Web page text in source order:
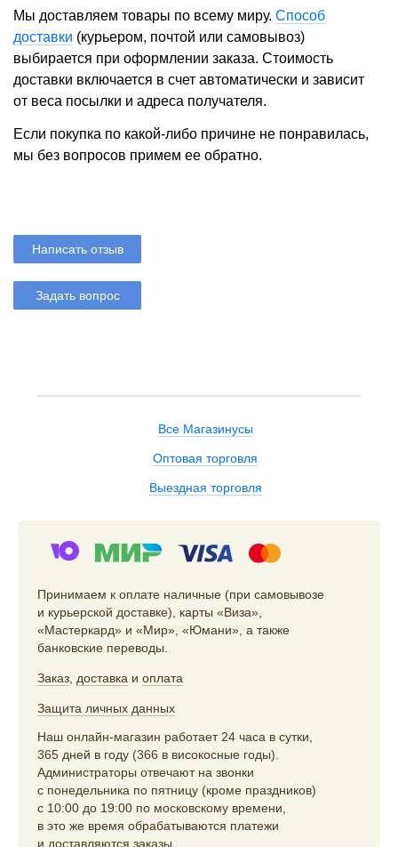
Мы доставляем товары по всему миру. Способ
доставки (курьером, почтой или самовывоз)
выбирается при оформлении заказа. Стоимость
доставки включается в счет автоматически и зависит
от веса посылки и адреса получателя.
Если покупка по какой-либо причине не понравилась,
мы без вопросов примем ее обратно.
Написать отзыв
Задать вопрос
Все Магазинусы
Оптовая торговля
Выездная торговля
Принимаем к оплате наличные (при самовывозе
и курьерской доставке), карты «Виза»,
«Мастеркард» и «Мир», «Юмани», а также
банковские переводы.
Заказ, доставка и оплата
Защита личных данных
Наш онлайн-магазин работает 24 часа в сутки,
365 дней в году (366 в високосные годы).
Администраторы отвечают на звонки
с понедельника по пятницу (кроме праздников)
с 10:00 до 19:00 по московскому времени,
в это же время обрабатываются платежи
и доставляются заказы.